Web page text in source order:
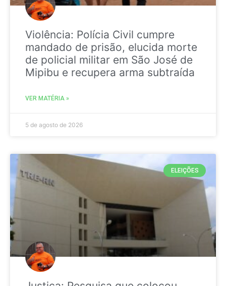
Violência: Polícia Civil cumpre
mandado de prisão, elucida morte
de policial militar em São José de
Mipibu e recupera arma subtraída
VER MATÉRIA »
5 de agosto de 2026
ELEIÇÕES